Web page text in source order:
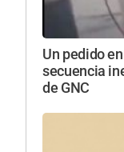
Un pedido
secuencia
de GNC